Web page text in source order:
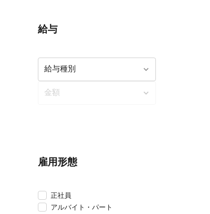
給与
雇用形態
正社員
アルバイト・パート